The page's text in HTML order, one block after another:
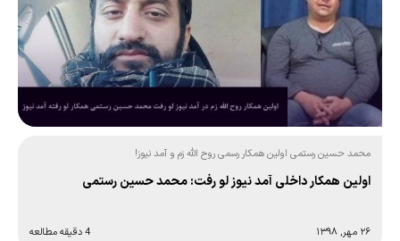
محمد حسین رستمی اولین همکار رسمی روح الله زم و آمد نیوز!
اولین همکار داخلی آمد نیوز لو رفت: محمد حسین رستمی
۲۶ مهر, ۱۳۹۸ 4 دقیقه مطالعه